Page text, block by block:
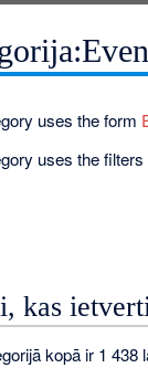
uses the form
uses the filters
kas
kopā ir 1